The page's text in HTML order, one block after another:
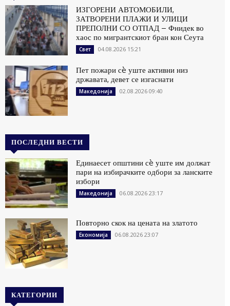
ИЗГОРЕНИ АВТОМОБИЛИ,
ЗАТВОРЕНИ ПЛАЖИ И УЛИЦИ
ПРЕПОЛНИ СО ОТПАД – Фнидек во
хаос по мигрантскиот бран кон Сеута
Свет 04.08.2026 15:21
Пет пожари сè уште активни низ
државата, девет се изгаснати
Македонија 02.08.2026 09:40
ПОСЛЕДНИ ВЕСТИ
Единаесет општини сè уште им должат
пари на избирачките одбори за ланските
избори
Македонија 06.08.2026 23:17
Повторно скок на цената на златото
Економија 06.08.2026 23:07
КАТЕГОРИИ